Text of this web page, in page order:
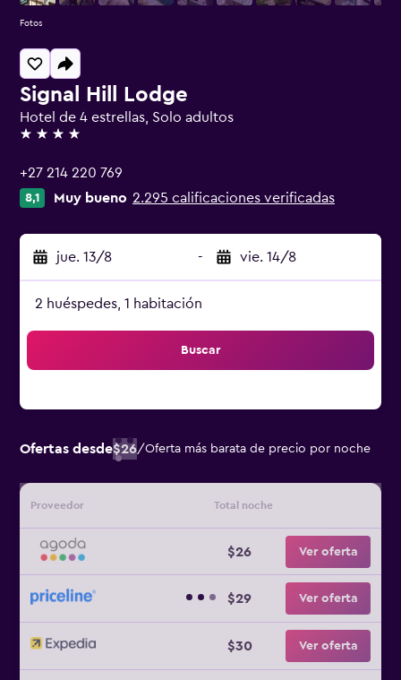
Signal Hill Lodge
Hotel de 4 estrellas, Solo adultos
4 estrellas
+27 214 220 769
8,1 Muy bueno 2.295 calificaciones verificadas
jue. 13/8 - vie. 14/8
2 huéspedes, 1 habitación
Buscar
Ofertas desde$26/Oferta más barata de precio por noche
Proveedor Total noche
$26 Ver oferta
$29 Ver oferta
$30 Ver oferta
Fotos